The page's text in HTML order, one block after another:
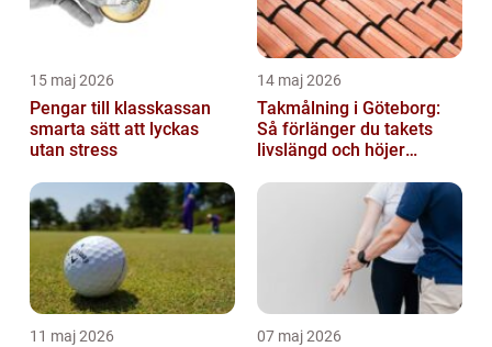
15 maj 2026
Pengar till klasskassan
smarta sätt att lyckas
utan stress
14 maj 2026
Takmålning i Göteborg:
Så förlänger du takets
livslängd och höjer
11 maj 2026 07 maj 2026